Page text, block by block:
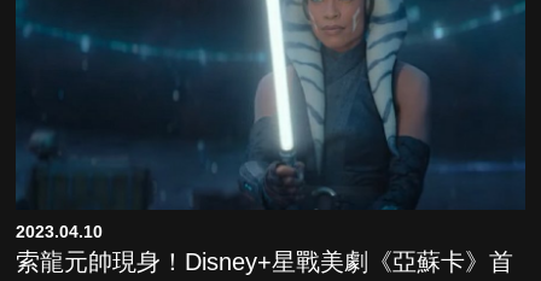
2023.04.10
索龍元帥現身！Disney+星戰美劇《亞蘇卡》首